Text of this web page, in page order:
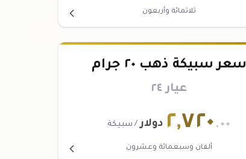
ثلاثمائة وأربعون
سعر سبيكة ذهب ٢٠ جرام
عيار ٢٤
٢,٧٢٠ .٠٠ دولار / سبيكة
ألفان وسبعمائة وعشرون